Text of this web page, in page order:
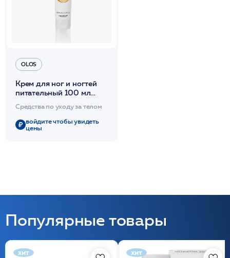
OLOS
Крем для ног и ногтей
питательный 100 мл
/OLOS
Средства по уходу за телом
войдите чтобы увидеть
цены
Популярные товары
хит хит